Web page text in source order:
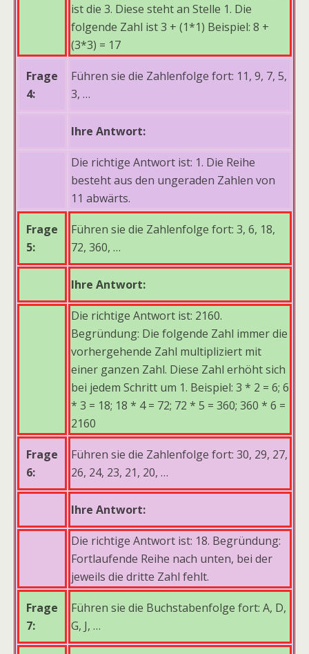
ist die 3. Diese steht an Stelle 1. Die
folgende Zahl ist 3 + (1*1) Beispiel: 8 +
(3*3) = 17
Frage
4:
Führen sie die Zahlenfolge fort: 11, 9, 7, 5,
3, …
Ihre Antwort:
Die richtige Antwort ist: 1. Die Reihe
besteht aus den ungeraden Zahlen von
11 abwärts.
Frage
5:
Führen sie die Zahlenfolge fort: 3, 6, 18,
72, 360, …
Ihre Antwort:
Die richtige Antwort ist: 2160.
Begründung: Die folgende Zahl immer die
vorhergehende Zahl multipliziert mit
einer ganzen Zahl. Diese Zahl erhöht sich
bei jedem Schritt um 1. Beispiel: 3 * 2 = 6; 6
* 3 = 18; 18 * 4 = 72; 72 * 5 = 360; 360 * 6 =
2160
Frage
6:
Führen sie die Zahlenfolge fort: 30, 29, 27,
26, 24, 23, 21, 20, …
Ihre Antwort:
Die richtige Antwort ist: 18. Begründung:
Fortlaufende Reihe nach unten, bei der
jeweils die dritte Zahl fehlt.
Frage
7:
Führen sie die Buchstabenfolge fort: A, D,
G, J, …